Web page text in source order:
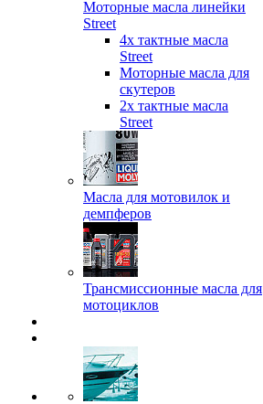
Моторные масла линейки
Street
4х тактные масла
Street
Моторные масла для
скутеров
2х тактные масла
Street
Масла для мотовилок и
демпферов
Трансмиссионные масла для
мотоциклов